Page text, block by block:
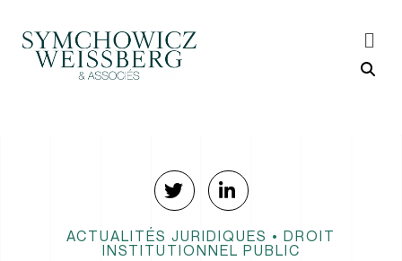
ACTUALITÉS JURIDIQUES • DROIT
INSTITUTIONNEL PUBLIC